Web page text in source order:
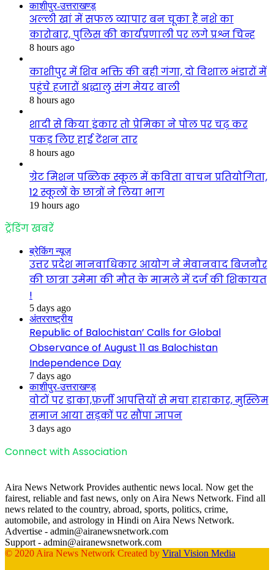
काशीपुर-उत्तराखण्ड़
अल्ली खां में सफल व्यापार बन चूका हैं नशे का
कारोबार, पुलिस की कार्यप्रणाली पर लगे प्रश्न चिन्ह
8 hours ago
काशीपुर में शिव भक्ति की बही गंगा, दो विशाल भंडारों में
पहुंचे हजारों श्रद्धालु संग मेयर बाली
8 hours ago
शादी से किया इंकार तो प्रेमिका ने पोल पर चढ़ कर
पकड़ लिए हाई टेंशन तार
8 hours ago
ग्रेट मिशन पब्लिक स्कूल में कविता वाचन प्रतियोगिता,
12 स्कूलों के छात्रों ने लिया भाग
19 hours ago
ट्रेंडिंग खबरें
ब्रेकिंग न्यूज़
उत्तर प्रदेश मानवाधिकार आयोग ने मेवानवाद बिजनौर
की छात्रा उमेमा की मौत के मामले में दर्ज की शिकायत
!
5 days ago
अंतरराष्ट्रीय
Republic of Balochistan’ Calls for Global
Observance of August 11 as Balochistan
Independence Day
7 days ago
काशीपुर-उत्तराखण्ड़
वोटों पर डाका,फ़र्ज़ी आपत्तियों से मचा हाहाकार, मुस्लिम
समाज आया सड़कों पर सौंपा ज्ञापन
3 days ago
Connect with Association
Aira News Network Provides authentic news local. Now get the
fairest, reliable and fast news, only on Aira News Network. Find all
news related to the country, abroad, sports, politics, crime,
automobile, and astrology in Hindi on Aira News Network.
Advertise - admin@airanewsnetwork.com
Support - admin@airanewsnetwork.com
© 2020 Aira News Network Created by Viral Vision Media